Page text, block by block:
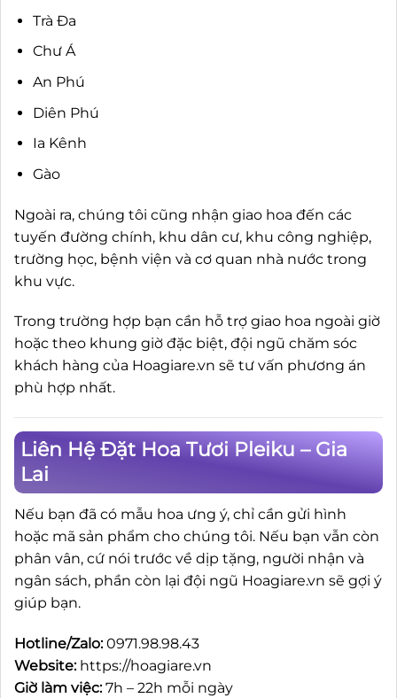
Trà Đa
Chư Á
An Phú
Diên Phú
Ia Kênh
Gào
Ngoài ra, chúng tôi cũng nhận giao hoa đến các
tuyến đường chính, khu dân cư, khu công nghiệp,
trường học, bệnh viện và cơ quan nhà nước trong
khu vực.
Trong trường hợp bạn cần hỗ trợ giao hoa ngoài giờ
hoặc theo khung giờ đặc biệt, đội ngũ chăm sóc
khách hàng của Hoagiare.vn sẽ tư vấn phương án
phù hợp nhất.
Liên Hệ Đặt Hoa Tươi Pleiku – Gia
Lai
Nếu bạn đã có mẫu hoa ưng ý, chỉ cần gửi hình
hoặc mã sản phẩm cho chúng tôi. Nếu bạn vẫn còn
phân vân, cứ nói trước về dịp tặng, người nhận và
ngân sách, phần còn lại đội ngũ Hoagiare.vn sẽ gợi ý
giúp bạn.
Hotline/Zalo:0971.98.98.43
Website: https://hoagiare.vn
Giờ làm việc:7h – 22h mỗi ngày